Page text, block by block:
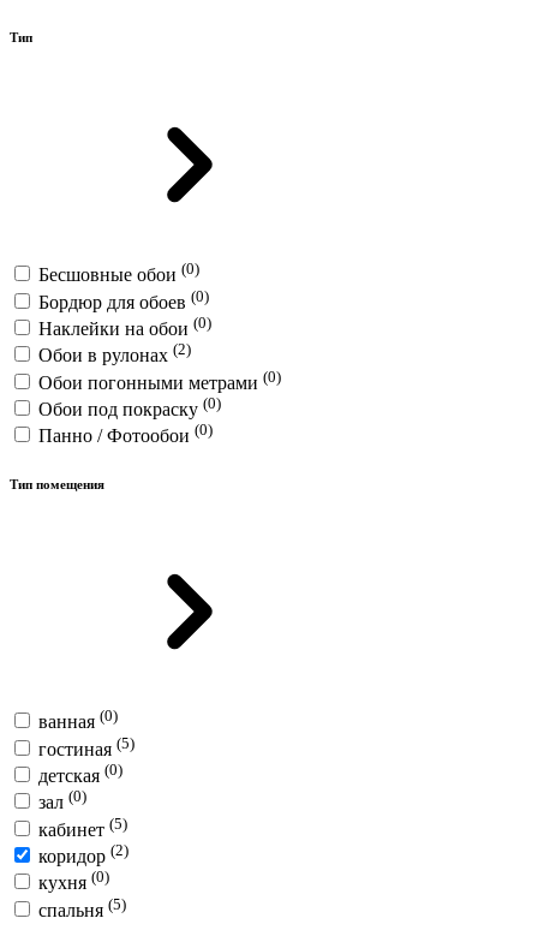
Тип
Бесшовные обои (0)
Бордюр для обоев (0)
Наклейки на обои (0)
Обои в рулонах (2)
Обои погонными метрами (0)
Обои под покраску (0)
Панно / Фотообои (0)
Тип помещения
ванная (0)
гостиная (5)
детская (0)
зал (0)
кабинет (5)
коридор (2)
кухня (0)
спальня (5)